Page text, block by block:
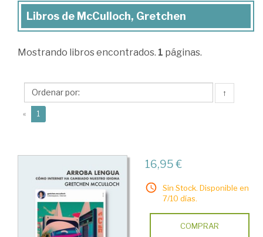
Libros
McCulloch,
Libros de McCulloch, Gretchen
Mostrando libros encontrados. 1 páginas.
↑
« 1
16,95 €
Sin Stock. Disponible en
7/10 días.
COMPRAR